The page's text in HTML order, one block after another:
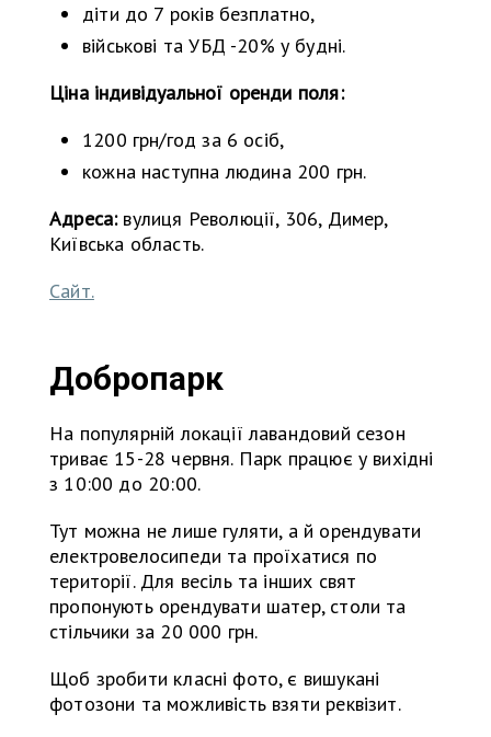
діти до 7 років безплатно,
військові та УБД -20% у будні.
Ціна індивідуальної оренди поля:
1200 грн/год за 6 осіб,
кожна наступна людина 200 грн.
Адреса:вулиця Революції, 306, Димер,
Київська область.
Сайт.
Добропарк
На популярній локації лавандовий сезон
триває 15-28 червня. Парк працює у вихідні
з 10:00 до 20:00.
Тут можна не лише гуляти, а й орендувати
електровелосипеди та проїхатися по
території. Для весіль та інших свят
пропонують орендувати шатер, столи та
стільчики за 20 000 грн.
Щоб зробити класні фото, є вишукані
фотозони та можливість взяти реквізит.